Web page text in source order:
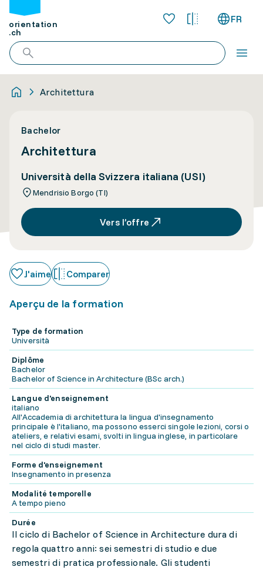
orientation
.ch
FR
Architettura
Bachelor
Architettura
Università della Svizzera italiana (USI)
Mendrisio Borgo (TI)
Vers l’offre
J'aime Comparer
Aperçu de la formation
Type de formation
Università
Diplôme
Bachelor
Bachelor of Science in Architecture (BSc arch.)
Langue d'enseignement
italiano
All'Accademia di architettura la lingua d'insegnamento
principale è l'italiano, ma possono esserci singole lezioni, corsi o
ateliers, e relativi esami, svolti in lingua inglese, in particolare
nel ciclo di studi master.
Forme d'enseignement
Insegnamento in presenza
Modalité temporelle
A tempo pieno
Durée
Il ciclo di Bachelor of Science in Architecture dura di
regola quattro anni: sei semestri di studio e due
semestri di pratica professionale. Gli studenti